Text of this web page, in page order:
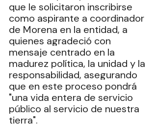
que le solicitaron inscribirse
como aspirante a coordinador
de Morena en la entidad, a
quienes agradeció con
mensaje centrado en la
madurez política, la unidad y la
responsabilidad, asegurando
que en este proceso pondrá
"una vida entera de servicio
público al servicio de nuestra
tierra".